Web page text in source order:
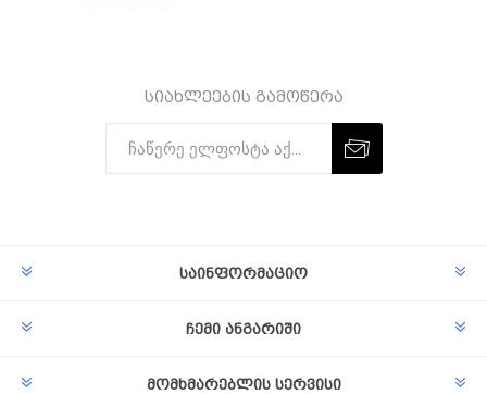
სიახლეების გამოწერა
საინფორმაციო
ჩემი ანგარიში
მომხმარებლის სერვისი